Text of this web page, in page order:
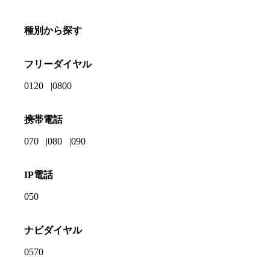
種別から探す
フリーダイヤル
0120 0800
携帯電話
070 080 090
IP電話
050
ナビダイヤル
0570